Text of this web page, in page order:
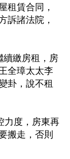
租賃合同，
訴諸法院，
續繳房租，房
全璋太太李
卦，說不租
力度，房東再
搬走，否則